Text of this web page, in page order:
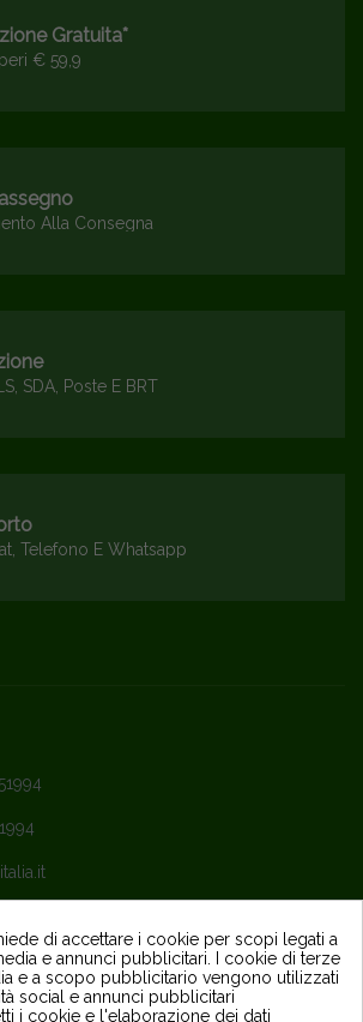
Gratuita*
€ 59,9
Alla Consegna
SDA, Poste E BRT
Telefono E Whatsapp
14 e dalle 15 alle 18
di accettare i cookie per scopi legati a
e annunci pubblicitari. I cookie di terze
e a scopo pubblicitario vengono utilizzati
social e annunci pubblicitari
i cookie e l'elaborazione dei dati